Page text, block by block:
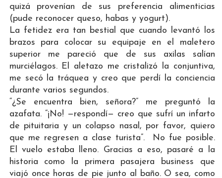
quizá provenían de sus preferencia alimenticias
(pude reconocer queso, habas y yogurt).
La fetidez era tan bestial que cuando levantó los
brazos para colocar su equipaje en el maletero
superior me pareció que de sus axilas salían
murciélagos. El aletazo me cristalizó la conjuntiva,
me secó la tráquea y creo que perdí la conciencia
durante varios segundos.
“¿Se encuentra bien, señora?” me preguntó la
azafata. “¡No! —respondí— creo que sufrí un infarto
de pituitaria y un colapso nasal, por favor, quiero
que me regresen a clase turista”. No fue posible.
El vuelo estaba lleno. Gracias a eso, pasaré a la
historia como la primera pasajera business que
viajó once horas de pie junto al baño. O sea, como